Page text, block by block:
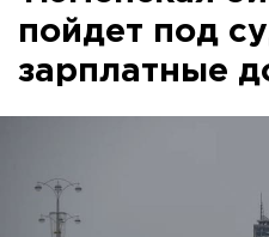
пойдет под
зарплатные